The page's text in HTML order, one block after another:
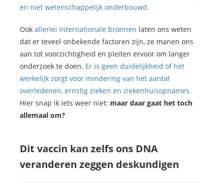
en niet wetenschappelijk onderbouwd.
Ook allerlei internationale bronnen laten ons weten
dat er teveel onbekende factoren zijn, ze manen ons
aan tot voorzichtigheid en pleiten ervoor om langer
onderzoek te doen. Er is geen duidelijkheid of het
werkelijk zorgt voor mindering van het aantal
overledenen, ernstig zieken en ziekenhuisopnames.
Hier snap ik iets weer niet: maar daar gaat het toch
allemaal om?
Dit vaccin kan zelfs ons DNA
veranderen zeggen deskundigen